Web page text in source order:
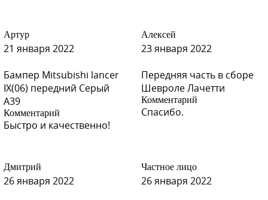
Артур
21 января 2022
Бампер Mitsubishi lancer
IX(06) передний Серый
A39
Комментарий
Быстро и качественно!
Алексей
23 января 2022
Передняя часть в сборе
Шевроле Лачетти
Комментарий
Спасибо.
Дмитрий
26 января 2022
Частное лицо
26 января 2022